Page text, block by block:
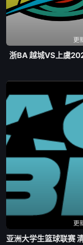
更
浙BA 越城VS上虞
更